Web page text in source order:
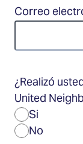
Correo
¿Realizó
United
Si
No